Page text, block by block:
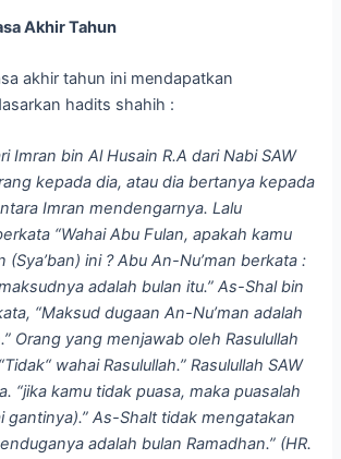
Akhir Tahun
akhir tahun ini mendapatkan
hadits shahih :
Imran bin Al Husain R.A dari Nabi SAW
kepada dia, atau dia bertanya kepada
Imran mendengarnya. Lalu
“Wahai Abu Fulan, apakah kamu
(Sya’ban) ini ? Abu An-Nu’man berkata :
adalah bulan itu.” As-Shal bin
“Maksud dugaan An-Nu’man adalah
Orang yang menjawab oleh Rasulullah
wahai Rasulullah.” Rasulullah SAW
“jika kamu tidak puasa, maka puasalah
gantinya).” As-Shalt tidak mengatakan
adalah bulan Ramadhan.” (HR.